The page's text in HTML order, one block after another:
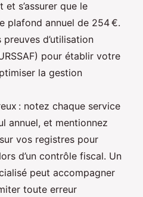
s’assurer que le
plafond annuel de 254 €.
d’utilisation
pour établir votre
la gestion
: notez chaque service
annuel, et mentionnez
vos registres pour
d’un contrôle fiscal. Un
peut accompagner
toute erreur